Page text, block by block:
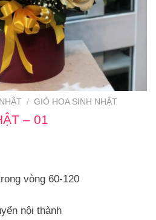
/ GIỎ HOA SINH NHẬT
– 01
vòng 60-120
nội thành